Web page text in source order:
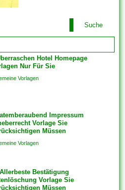
Suche
Hotel Homepage
Nur Für Sie
Vorlagen
Impressum
Vorlage Sie
Müssen
Vorlagen
Bestätigung
Vorlage Sie
Müssen